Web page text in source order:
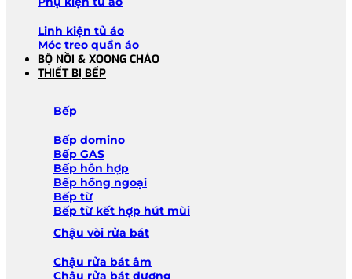
Linh kiện tủ áo
Móc treo quần áo
BỘ NỒI & XOONG CHẢO
THIẾT BỊ BẾP
Bếp
Bếp domino
Bếp GAS
Bếp hỗn hợp
Bếp hồng ngoại
Bếp từ
Bếp từ kết hợp hút mùi
Chậu vòi rửa bát
Chậu rửa bát âm
Chậu rửa bát dương